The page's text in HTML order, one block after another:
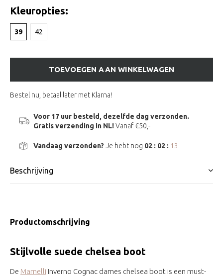
Kleuropties:
39 42
TOEVOEGEN AAN WINKELWAGEN
Bestel nu, betaal later met Klarna!
Voor 17 uur besteld, dezelfde dag verzonden.
Gratis verzending in NL!Vanaf €50,-
Vandaag verzonden? Je hebt nog 02 : 02 : 12
Beschrijving
Productomschrijving
Stijlvolle suede chelsea boot
De Marnelli Inverno Cognac dames chelsea boot is een must-